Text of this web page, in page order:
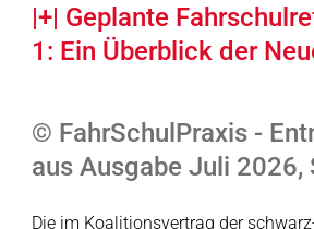
|+| Geplante
1: Ein Überblick der
© FahrSchulPraxis -
aus Ausgabe Juli 2026,
Die im Koalitionsvertrag der